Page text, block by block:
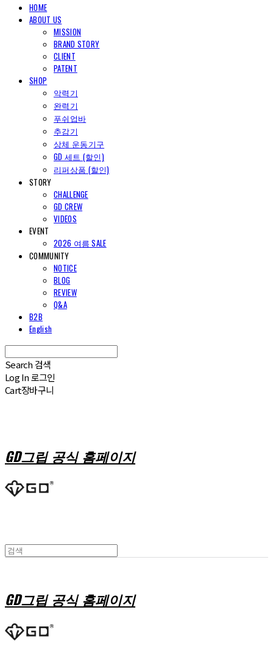
HOME
ABOUT US
MISSION
BRAND STORY
CLIENT
PATENT
SHOP
악력기
완력기
푸쉬업바
추감기
상체 운동기구
GD 세트 (할인)
리퍼상품 (할인)
STORY
CHALLENGE
GD CREW
VIDEOS
EVENT
2026 여름 SALE
COMMUNITY
NOTICE
BLOG
REVIEW
Q&A
B2B
English
Search 검색
Log In로그인
Cart장바구니
GD그립 공식 홈페이지
GD그립 공식 홈페이지